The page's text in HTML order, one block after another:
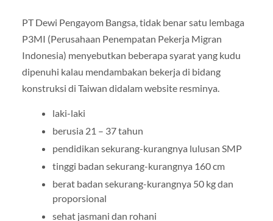
PT Dewi Pengayom Bangsa, tidak benar satu lembaga
P3MI (Perusahaan Penempatan Pekerja Migran
Indonesia) menyebutkan beberapa syarat yang kudu
dipenuhi kalau mendambakan bekerja di bidang
konstruksi di Taiwan didalam website resminya.
laki-laki
berusia 21 – 37 tahun
pendidikan sekurang-kurangnya lulusan SMP
tinggi badan sekurang-kurangnya 160 cm
berat badan sekurang-kurangnya 50 kg dan
proporsional
sehat jasmani dan rohani